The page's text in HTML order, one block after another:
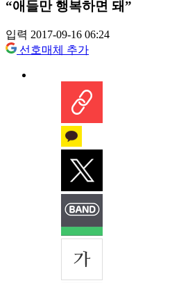
“애들만 행복하면 돼”
입력 2017-09-16 06:24
선호매체 추가